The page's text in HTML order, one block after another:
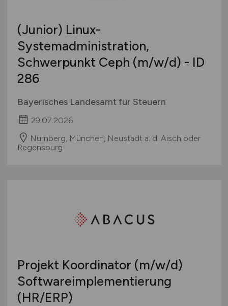
(Junior) Linux-
Systemadministration,
Schwerpunkt Ceph (m/w/d) - ID
286
Bayerisches Landesamt für Steuern
29.07.2026
Nürnberg, München, Neustadt a. d. Aisch oder
Regensburg
Projekt Koordinator (m/w/d)
Softwareimplementierung
(HR/ERP)